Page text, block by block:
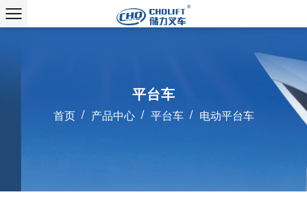
平台车
首页 / 产品中心 / 平台车 / 电动平台车